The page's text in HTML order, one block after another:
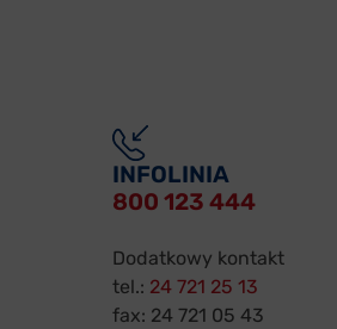
INFOLINIA
800 123 444
Dodatkowy kontakt
tel.: 24 721 25 13
fax: 24 721 05 43